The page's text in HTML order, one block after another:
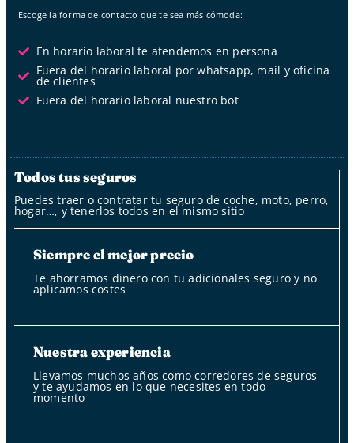
Escoge la forma de contacto que te sea más cómoda:
En horario laboral te atendemos en persona
Fuera del horario laboral por whatsapp, mail y oficina
de clientes
Fuera del horario laboral nuestro bot
Todos tus seguros
Puedes traer o contratar tu seguro de coche, moto, perro,
hogar…, y tenerlos todos en el mismo sitio
Siempre el mejor precio
Te ahorramos dinero con tu adicionales seguro y no
aplicamos costes
Nuestra experiencia
Llevamos muchos años como corredores de seguros
y te ayudamos en lo que necesites en todo
momento